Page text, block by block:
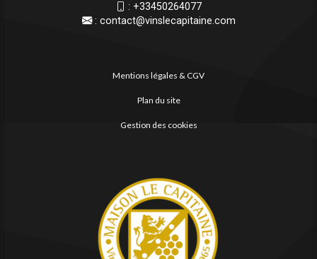
: +33450264077
: contact@vinslecapitaine.com
Mentions légales & CGV
Plan du site
Gestion des cookies